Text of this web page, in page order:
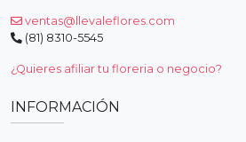
ventas@llevaleflores.com
(81) 8310-5545
¿Quieres afiliar tu floreria o negocio?
INFORMACIÓN